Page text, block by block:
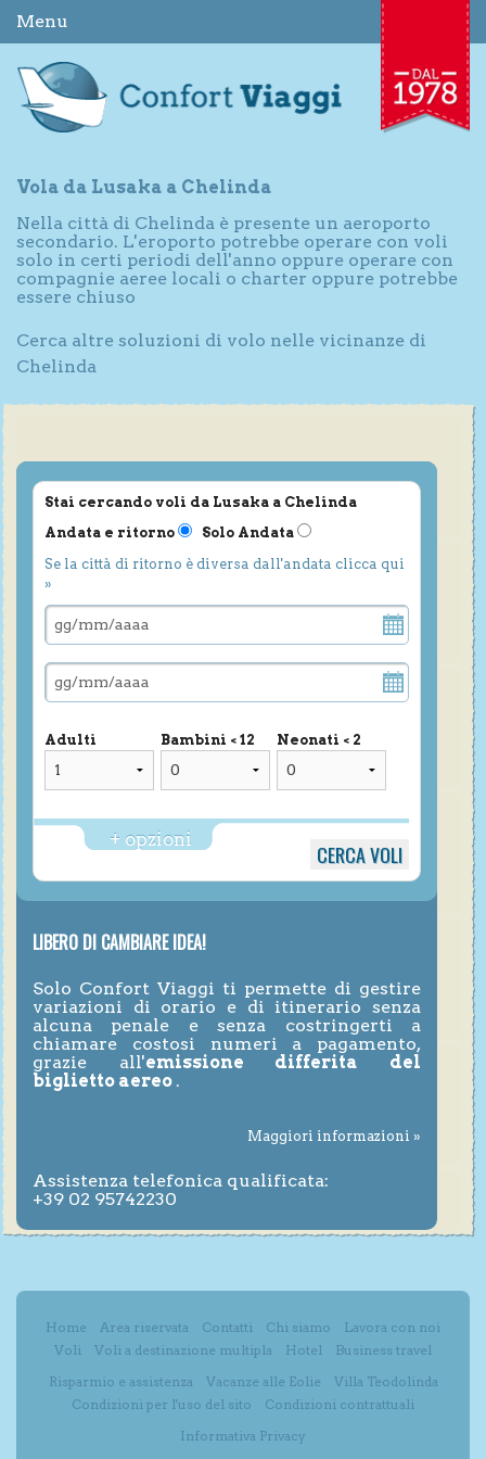
Menu
Vola da Lusaka a Chelinda
Nella città di Chelinda è presente un aeroporto
secondario. L'eroporto potrebbe operare con voli
solo in certi periodi dell'anno oppure operare con
compagnie aeree locali o charter oppure potrebbe
essere chiuso
Cerca altre soluzioni di volo nelle vicinanze di
Chelinda
Stai cercando voli da Lusaka a Chelinda
Andata e ritorno
Solo Andata
Se la città di ritorno è diversa dall'andata clicca qui
»
Adulti Bambini < 12 Neonati < 2
+ opzioni
LIBERO DI CAMBIARE IDEA!
Solo Confort Viaggi ti permette di gestire
variazioni di orario e di itinerario senza
alcuna penale e senza costringerti a
chiamare costosi numeri a pagamento,
grazie all'emissione differita del
biglietto aereo .
Maggiori informazioni »
Assistenza telefonica qualificata:
+39 02 95742230
Home Area riservata Contatti Chi siamo
Lavora con noi
Voli
Voli a destinazione multipla Hotel
Business travel
Risparmio e assistenza
Vacanze alle Eolie
Villa Teodolinda
Condizioni per l'uso del sito
Condizioni contrattuali
Informativa Privacy